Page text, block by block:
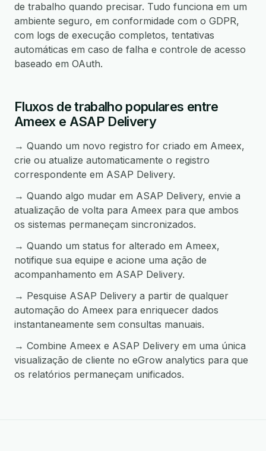
de trabalho quando precisar. Tudo funciona em um
ambiente seguro, em conformidade com o GDPR,
com logs de execução completos, tentativas
automáticas em caso de falha e controle de acesso
baseado em OAuth.
Fluxos de trabalho populares entre
Ameex e ASAP Delivery
→ Quando um novo registro for criado em Ameex,
crie ou atualize automaticamente o registro
correspondente em ASAP Delivery.
→ Quando algo mudar em ASAP Delivery, envie a
atualização de volta para Ameex para que ambos
os sistemas permaneçam sincronizados.
→ Quando um status for alterado em Ameex,
notifique sua equipe e acione uma ação de
acompanhamento em ASAP Delivery.
→ Pesquise ASAP Delivery a partir de qualquer
automação do Ameex para enriquecer dados
instantaneamente sem consultas manuais.
→ Combine Ameex e ASAP Delivery em uma única
visualização de cliente no eGrow analytics para que
os relatórios permaneçam unificados.